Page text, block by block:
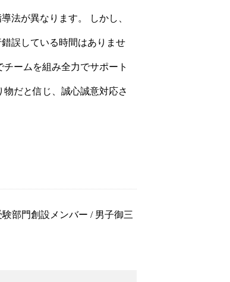
法が異なります。 しかし、
誤している時間はありませ
ームを組み全力でサポート
だと信じ、誠心誠意対応さ
部門創設メンバー / 男子御三